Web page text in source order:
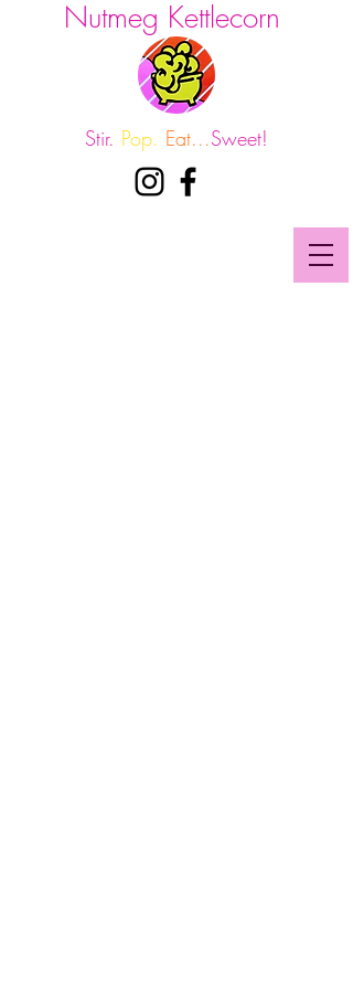
Nutmeg Kettlecorn
Stir. Pop. Eat...Sweet!